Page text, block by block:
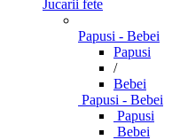
Jucarii fete
Papusi - Bebei
Papusi
/
Bebei
Papusi - Bebei
Papusi
Bebei